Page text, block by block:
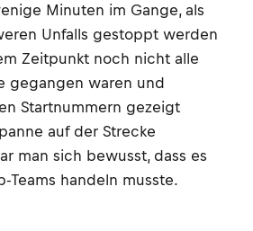
Minuten im Gange, als
Unfalls gestoppt werden
Zeitpunkt noch nicht alle
gegangen waren und
Startnummern gezeigt
auf der Strecke
man sich bewusst, dass es
Teams handeln musste.